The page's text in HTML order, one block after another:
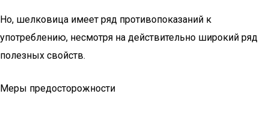
Но, шелковица имеет ряд противопоказаний к
употреблению, несмотря на действительно широкий ряд
полезных свойств.
Меры предосторожности